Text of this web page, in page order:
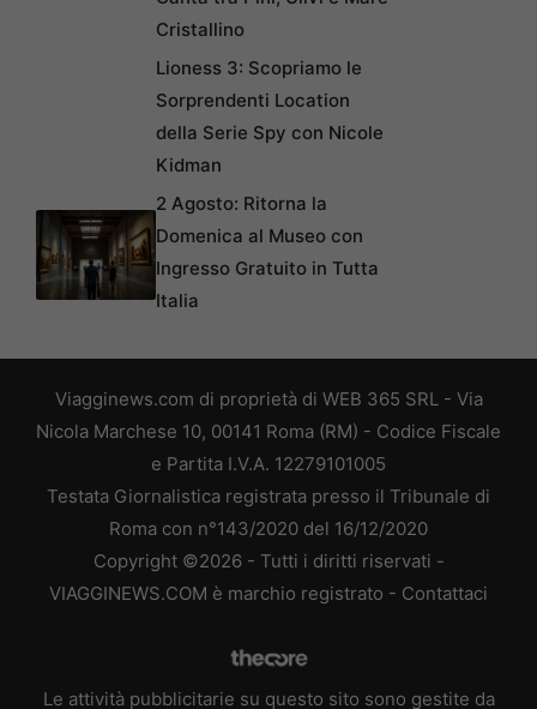
Cristallino
Lioness 3: Scopriamo le
Sorprendenti Location
della Serie Spy con Nicole
Kidman
2 Agosto: Ritorna la
Domenica al Museo con
Ingresso Gratuito in Tutta
Italia
Viagginews.com di proprietà di WEB 365 SRL - Via
Nicola Marchese 10, 00141 Roma (RM) - Codice Fiscale
e Partita I.V.A. 12279101005
Testata Giornalistica registrata presso il Tribunale di
Roma con n°143/2020 del 16/12/2020
Copyright ©2026 - Tutti i diritti riservati -
VIAGGINEWS.COM è marchio registrato - Contattaci
Le attività pubblicitarie su questo sito sono gestite da